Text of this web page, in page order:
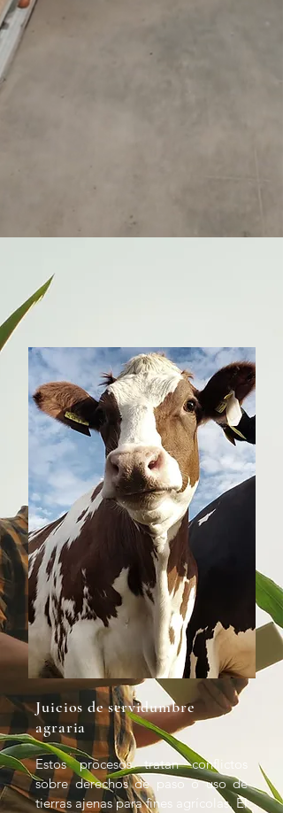
recursos agrarios: Procesos que
justa de recursos como semillas,
agrícolas ubicadas en zonas
protegidas por su valor histórico o
nuestros abogados especializado en
Derecho de Familia para obtener
información más detallada y precisa
sobre este tema según el país
donde usted se encuentre.
Juicios de servidumbre
agraria
Estos procesos tratan conflictos
sobre derechos de paso o uso de
tierras ajenas para fines agrícolas. El